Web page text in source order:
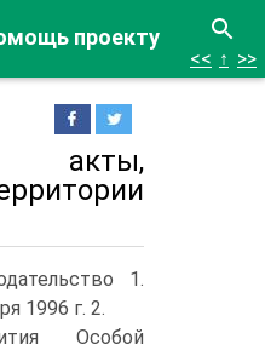
проекту
<< ↑ >>
акты,
1.
1996 г. 2.
Особой